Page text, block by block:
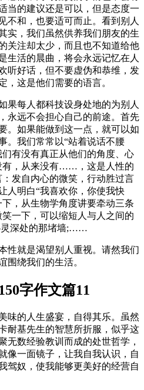
当的建议还是可以，但是态度一
不和，也要适可而止。看到别人
实，我们虽然供养我们朋友的生
关注却太少，而且也不知道给他
生活的晨曲，将会永远记忆在人
听好话，但不要虚伪和恭维，发
，这是他们需要的语言。
果每人都科技设身处地的为别人
永远不会担心自己的前途。首先
。如果能做到这一点，就可以如
。我们常常以“站着说话不腰
有没有真正从他们的角度、心
有，从来没有……，这是人性的
发自内心的微笑，行动胜过言
人明白“我喜欢你，你使我快
，从生物学角度讲要牵动三条
一下，可以缩短人与人之间的
灵深处的那堵墙;……
性就是渴望别人重视。请然我们
围绕我们的生活。
字作文篇11
味的人生盛宴，自得其乐。虽然
耐基先生的智慧所折服，似乎这
无数经验教训而成的处世哲学，
像一面镜子，让我自我认识，自
驾奴，使我能够更美好的经营自